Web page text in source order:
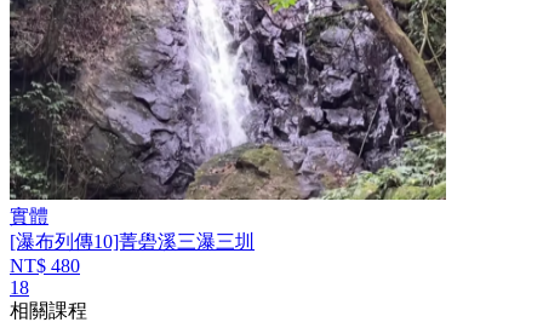
實體
[瀑布列傳10]菁礐溪三瀑三圳
NT$ 480
18
相關課程